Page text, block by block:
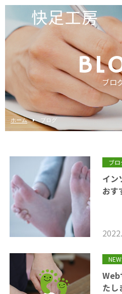
快足工房
ブロ
ホーム ブログ
ブ
イン
おす
Web
たし